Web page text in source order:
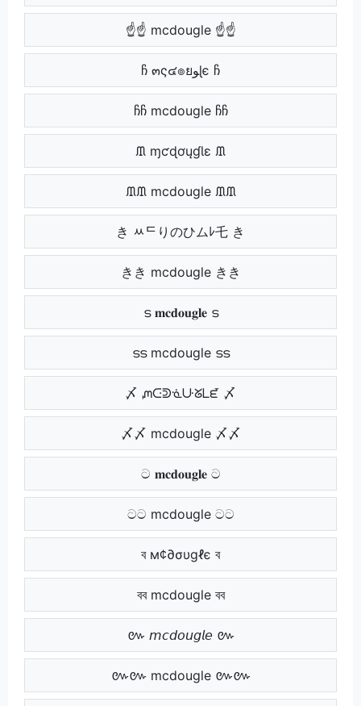
☝☝ mcdougle ☝☝
ჩ ๓ς๔๏ยﻮɭє ჩ
ჩჩ mcdougle ჩჩ
ᙢ ɱƈɖơųɠƖɛ ᙢ
ᙢᙢ mcdougle ᙢᙢ
き ﾶᄃりのひムﾚ乇 き
きき mcdougle きき
ട 𝐦𝐜𝐝𝐨𝐮𝐠𝐥𝐞 ട
ടട mcdougle ടട
〆 ᘻᑢᕲᓍᑘᘜᒪᘿ 〆
〆〆 mcdougle 〆〆
ට 𝐦𝐜𝐝𝐨𝐮𝐠𝐥𝐞 ට
ටට mcdougle ටට
ব м¢∂συgℓє ব
বব mcdougle বব
៚ 𝘮𝘤𝘥𝘰𝘶𝘨𝘭𝘦 ៚
៚៚ mcdougle ៚៚